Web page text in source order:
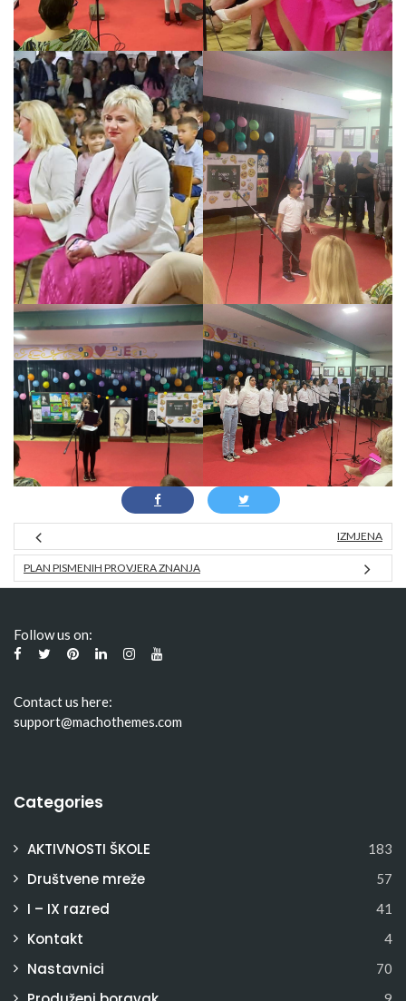
IZMJENA
PLAN PISMENIH PROVJERA ZNANJA
Follow us on:
Contact us here:
support@machothemes.com
Categories
AKTIVNOSTI ŠKOLE 183
Društvene mreže 57
I – IX razred 41
Kontakt 4
Nastavnici 70